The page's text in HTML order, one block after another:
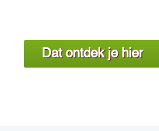
Dat ontdek je hier